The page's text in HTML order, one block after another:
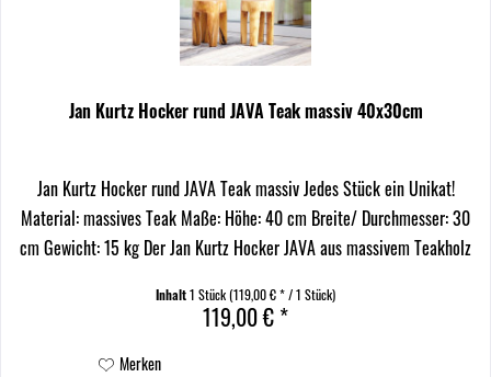
Jan Kurtz Hocker rund JAVA Teak massiv 40x30cm
Jan Kurtz Hocker rund JAVA Teak massiv Jedes Stück ein Unikat!
Material: massives Teak Maße: Höhe: 40 cm Breite/ Durchmesser: 30
cm Gewicht: 15 kg Der Jan Kurtz Hocker JAVA aus massivem Teakholz
Inhalt1 Stück(119,00 € * / 1 Stück)
119,00 € *
Merken